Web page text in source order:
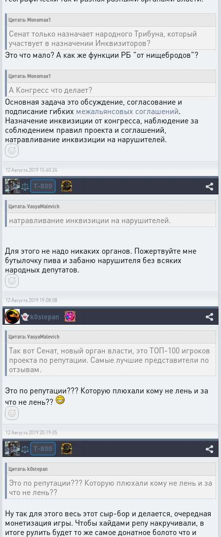
Цитата: Monomax1
Сенат только назначает народного Трибуна, который
участвует в назначении Инквизиторов?
Это что мало? А как же функции РБ "от нищебродов"?
Цитата: Monomax1
А Конгресс что делает?
Основная задача это обсуждение, согласование и
подписание гибких межальянсовых соглашений.
Назначение инквизиции от конгресса, наблюдение за
соблюдением правил проекта и соглашений,
натравливание инквизиции на нарушителей.
12 Августа 2019 15:40:24
⚖️ T-800
Цитата: VasyaMalevich
натравливание инквизиции на нарушителей.
Для этого не надо никаких органов. Пожертвуйте мне
бутылочку пива и забаню нарушителя без всяких
народных депутатов.
12 Августа 2019 19:08:08
👻k0stepan
Цитата: VasyaMalevich
Так вот Сенат, новый орган власти, это ТОП-100 игроков
проекта по репутации. Самые лучшие представители по
отзывам.
Это по репутации??? Которую плюхали кому не лень и за
что не лень??
12 Августа 2019 20:19:05
⚖️ T-800
Цитата: k0stepan
Это по репутации??? Которую плюхали кому не лень и за
что не лень??
Ну так для этого весь этот сыр-бор и делается, очередная
монетизация игры. Чтобы хайдами репу накручивали, в
итоге рулить будет то же самое донатное болото что и